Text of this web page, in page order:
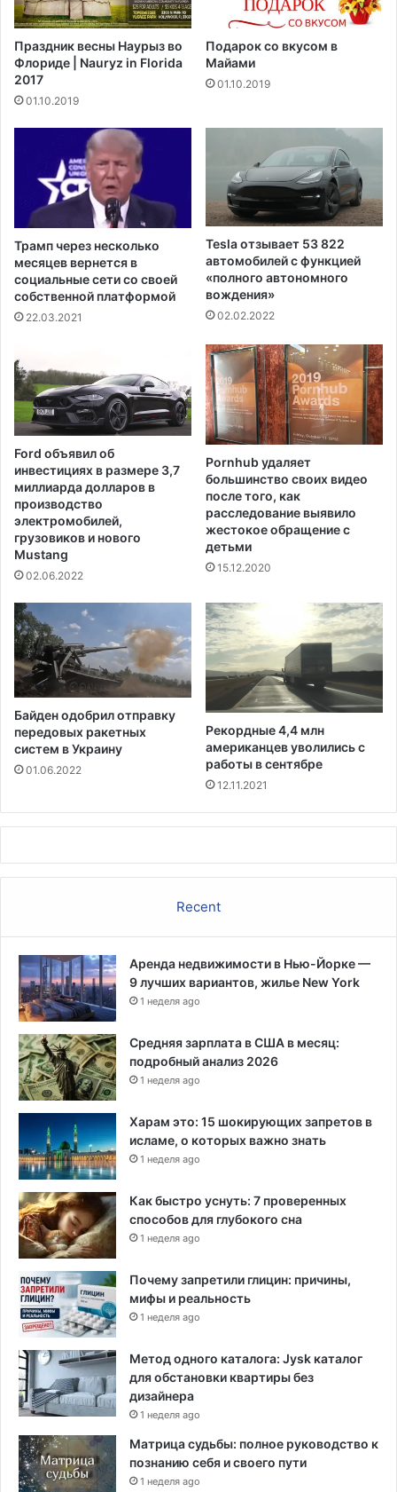
ы
х
с
т
о
к
о
ж
е
р
с
и
й
г
е
р
о
й
й
м
и
р
о
й
в
о
й
ы
о
л
у
ч
и
в
ы
с
ш
у
в
о
н
к
д
у
Т
е
х
а
с
а
Праздник весны Наурыз во
Флориде | Nauryz in Florida
2017
01.10.2019
Подарок со вкусом в
Майами
01.10.2019
Трамп через несколько
месяцев вернется в
социальные сети со своей
собственной платформой
22.03.2021
Tesla отзывает 53 822
автомобилей с функцией
«полного автономного
вождения»
02.02.2022
Ford объявил об
инвестициях в размере 3,7
миллиарда долларов в
производство
электромобилей,
грузовиков и нового
Mustang
02.06.2022
Pornhub удаляет
большинство своих видео
после того, как
расследование выявило
жестокое обращение с
детьми
15.12.2020
Байден одобрил отправку
передовых ракетных
систем в Украину
01.06.2022
Рекордные 4,4 млн
американцев уволились с
работы в сентябре
12.11.2021
Recent
Аренда недвижимости в Нью-Йорке —
9 лучших вариантов, жилье New York
1 неделя ago
Средняя зарплата в США в месяц:
подробный анализ 2026
1 неделя ago
Харам это: 15 шокирующих запретов в
исламе, о которых важно знать
1 неделя ago
Как быстро уснуть: 7 проверенных
способов для глубокого сна
1 неделя ago
Почему запретили глицин: причины,
мифы и реальность
1 неделя ago
Метод одного каталога: Jysk каталог
для обстановки квартиры без
дизайнера
1 неделя ago
Матрица судьбы: полное руководство к
познанию себя и своего пути
1 неделя ago